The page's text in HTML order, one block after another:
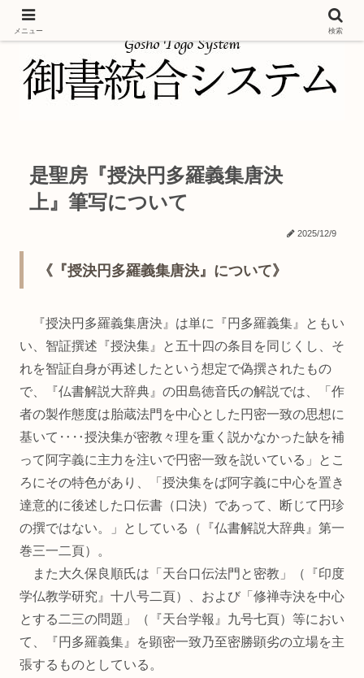
是聖房『授決円多羅義集唐決
上』筆写について
2025/12/9
《『授決円多羅義集唐決』について》
『授決円多羅義集唐決』は単に『円多羅義集』ともい
い、智証撰述『授決集』と五十四の条目を同じくし、そ
れを智証自身が再述したという想定で偽撰されたもの
で、『仏書解説大辞典』の田島徳音氏の解説では、「作
者の製作態度は胎蔵法門を中心とした円密一致の思想に
基いて‥‥授決集が密教々理を重く説かなかった缺を補
って阿字義に主力を注いで円密一致を説いている」とこ
ろにその特色があり、「授決集をば阿字義に中心を置き
達意的に後述した口伝書（口決）であって、断じて円珍
の撰ではない。」としている（『仏書解説大辞典』第一
巻三一二頁）。
また大久保良順氏は「天台口伝法門と密教」（『印度
学仏教学研究』十八号二頁）、および「修禅寺決を中心
とする二三の問題」（『天台学報』九号七頁）等におい
て、『円多羅義集』を顕密一致乃至密勝顕劣の立場を主
張するものとしている。
メニュー 検索